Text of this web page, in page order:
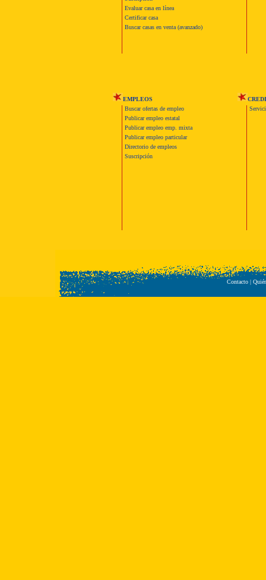
Evaluar casa en línea
Certificar casa
Buscar casas en venta (avanzado)
EMPLEOS
Buscar ofertas de empleo
Publicar empleo estatal
Publicar empleo emp. mixta
Publicar empleo particular
Directorio de empleos
Suscripción
Contacto|